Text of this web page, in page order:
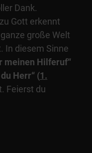
Dank.
Gott erkennt
große Welt
In diesem Sinne
meinen Hilferuf“
Herr“ (1.
Feierst du